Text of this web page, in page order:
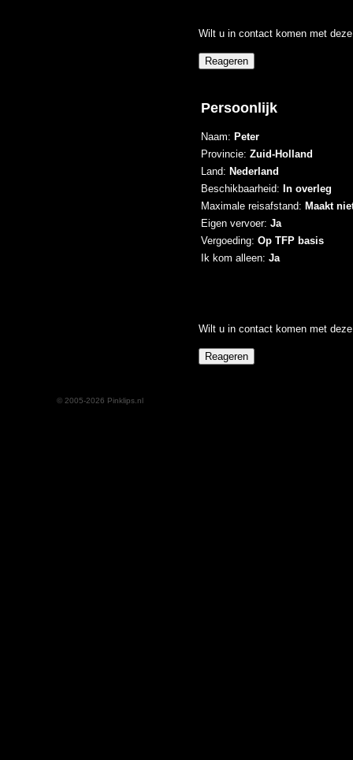
Wilt u in contact komen met
Persoonlijk
Naam: Peter
Provincie: Zuid-Holland
Land: Nederland
Beschikbaarheid: In overleg
Maximale reisafstand: Maakt
Eigen vervoer: Ja
Vergoeding: Op TFP basis
Ik kom alleen: Ja
Wilt u in contact komen met
© 2005-2026 Pinklips.nl